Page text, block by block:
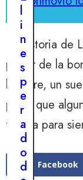
La historia
poder de la
hombre, un
perro que
familia para
Facebook
a
c
o
n
s
t
r
u
c
c
i
ó
a
d
e
u
n
n
i
ñ
o
a
c
a
s
r
e
j
a
d
e
s
c
u
b
r
e
l
i
n
e
s
p
e
r
a
d
o
d